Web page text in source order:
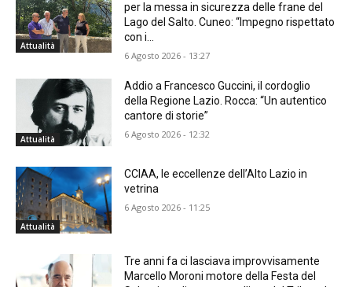
Attualità
per la messa in sicurezza delle frane del
Lago del Salto. Cuneo: “Impegno rispettato
con i...
6 Agosto 2026 - 13:27
Attualità
Addio a Francesco Guccini, il cordoglio
della Regione Lazio. Rocca: “Un autentico
cantore di storie”
6 Agosto 2026 - 12:32
Attualità
CCIAA, le eccellenze dell’Alto Lazio in
vetrina
6 Agosto 2026 - 11:25
Tre anni fa ci lasciava improvvisamente
Marcello Moroni motore della Festa del